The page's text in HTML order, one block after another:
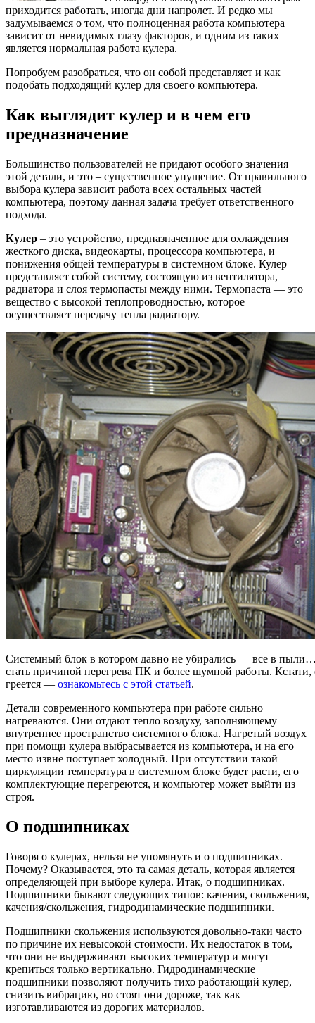
приходится работать, иногда дни напролет. И редко мы
задумываемся о том, что полноценная работа компьютера
зависит от невидимых глазу факторов, и одним из таких
является нормальная работа кулера.
Попробуем разобраться, что он собой представляет и как
подобать подходящий кулер для своего компьютера.
Как выглядит кулер и в чем его
предназначение
Большинство пользователей не придают особого значения
этой детали, и это – существенное упущение. От правильного
выбора кулера зависит работа всех остальных частей
компьютера, поэтому данная задача требует ответственного
подхода.
Кулер – это устройство, предназначенное для охлаждения
жесткого диска, видеокарты, процессора компьютера, и
понижения общей температуры в системном блоке. Кулер
представляет собой систему, состоящую из вентилятора,
радиатора и слоя термопасты между ними. Термопаста — это
вещество с высокой теплопроводностью, которое
осуществляет передачу тепла радиатору.
Системный блок в котором давно не убирались — все в
стать причиной перегрева ПК и более шумной работы. Кстати,
греется — ознакомьтесь с этой статьей.
Детали современного компьютера при работе сильно
нагреваются. Они отдают тепло воздуху, заполняющему
внутреннее пространство системного блока. Нагретый воздух
при помощи кулера выбрасывается из компьютера, и на его
место извне поступает холодный. При отсутствии такой
циркуляции температура в системном блоке будет расти, его
комплектующие перегреются, и компьютер может выйти из
строя.
О подшипниках
Говоря о кулерах, нельзя не упомянуть и о подшипниках.
Почему? Оказывается, это та самая деталь, которая является
определяющей при выборе кулера. Итак, о подшипниках.
Подшипники бывают следующих типов: качения, скольжения,
качения/скольжения, гидродинамические подшипники.
Подшипники скольжения используются довольно-таки часто
по причине их невысокой стоимости. Их недостаток в том,
что они не выдерживают высоких температур и могут
крепиться только вертикально. Гидродинамические
подшипники позволяют получить тихо работающий кулер,
снизить вибрацию, но стоят они дороже, так как
изготавливаются из дорогих материалов.